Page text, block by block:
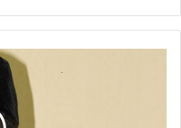
Badan Musyawarah